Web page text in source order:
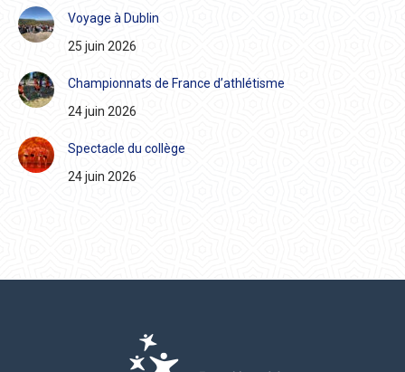
Voyage à Dublin
25 juin 2026
Championnats de France d’athlétisme
24 juin 2026
Spectacle du collège
24 juin 2026